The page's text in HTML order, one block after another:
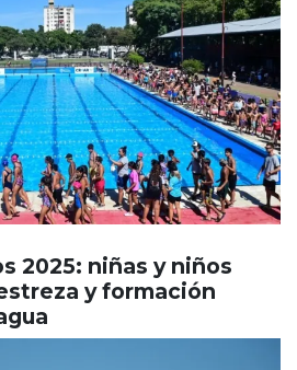
2025: niñas y niños
y formación